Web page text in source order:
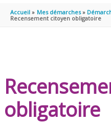
Accueil Mes démarches
Recensement citoyen obligatoire
obligatoire